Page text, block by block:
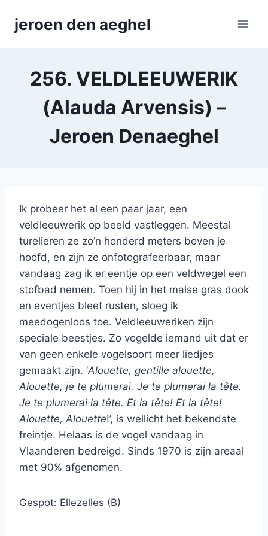
jeroen den aeghel
256. VELDLEEUWERIK
(Alauda Arvensis) –
Jeroen Denaeghel
Ik probeer het al een paar jaar, een
veldleeuwerik op beeld vastleggen. Meestal
turelieren ze zo’n honderd meters boven je
hoofd, en zijn ze onfotografeerbaar, maar
vandaag zag ik er eentje op een veldwegel een
stofbad nemen. Toen hij in het malse gras dook
en eventjes bleef rusten, sloeg ik
meedogenloos toe. Veldleeuweriken zijn
speciale beestjes. Zo vogelde iemand uit dat er
van geen enkele vogelsoort meer liedjes
gemaakt zijn. ‘Alouette, gentille alouette,
Alouette, je te plumerai. Je te plumerai la tête.
Je te plumerai la tête. Et la tête! Et la tête!
Alouette, Alouette!’, is wellicht het bekendste
freintje. Helaas is de vogel vandaag in
Vlaanderen bedreigd. Sinds 1970 is zijn areaal
met 90% afgenomen.
Gespot: Ellezelles (B)